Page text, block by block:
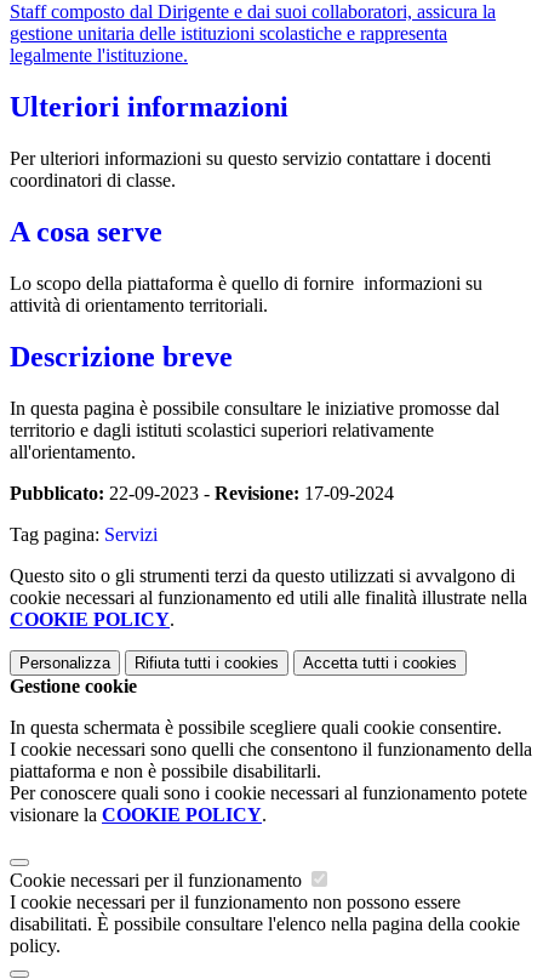
Staff composto dal Dirigente e dai suoi collaboratori, assicura la
gestione unitaria delle istituzioni scolastiche e rappresenta
legalmente l'istituzione.
Ulteriori informazioni
Per ulteriori informazioni su questo servizio contattare i docenti
coordinatori di classe.
A cosa serve
Lo scopo della piattaforma è quello di fornire informazioni su
attività di orientamento territoriali.
Descrizione breve
In questa pagina è possibile consultare le iniziative promosse dal
territorio e dagli istituti scolastici superiori relativamente
all'orientamento.
Pubblicato: 22-09-2023 - Revisione: 17-09-2024
Tag pagina: Servizi
Questo sito o gli strumenti terzi da questo utilizzati si avvalgono di
cookie necessari al funzionamento ed utili alle finalità illustrate nella
COOKIE POLICY.
Personalizza Rifiuta tutti i cookies Accetta tutti i cookies
Gestione cookie
In questa schermata è possibile scegliere quali cookie consentire.
I cookie necessari sono quelli che consentono il funzionamento della
piattaforma e non è possibile disabilitarli.
Per conoscere quali sono i cookie necessari al funzionamento potete
visionare la COOKIE POLICY.
Cookie necessari per il funzionamento
I cookie necessari per il funzionamento non possono essere
disabilitati. È possibile consultare l'elenco nella pagina della cookie
policy.